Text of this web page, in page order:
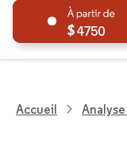
4750
Accueil